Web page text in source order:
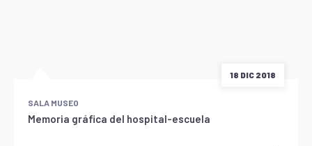
18 DIC 2018
SALA MUSEO
Memoria gráfica del hospital-escuela